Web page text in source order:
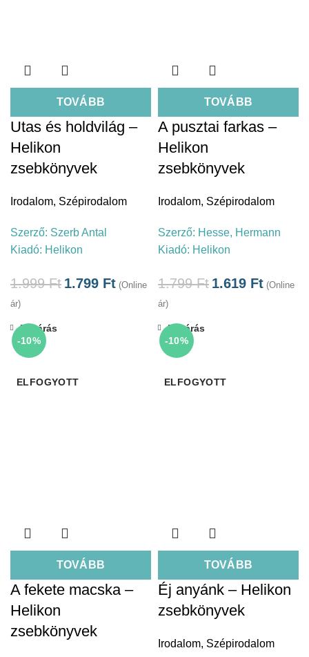
TOVÁBB
Utas és holdvilág –
Helikon
zsebkönyvek
Irodalom, Szépirodalom
Szerző: Szerb Antal
Kiadó: Helikon
1.999Ft 1.799 Ft (Online
ár)
TOVÁBB
A pusztai farkas –
Helikon
zsebkönyvek
Irodalom, Szépirodalom
Szerző: Hesse, Hermann
Kiadó: Helikon
1.799Ft 1.619 Ft (Online
ár)
-10%
ELFOGYOTT
TOVÁBB
Bezárás
A fekete macska –
Helikon
zsebkönyvek
-10%
ELFOGYOTT
TOVÁBB
Bezárás
Éj anyánk – Helikon
zsebkönyvek
Irodalom, Szépirodalom